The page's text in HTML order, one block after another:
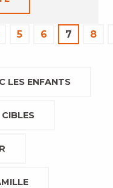
5 6 7 8
LES ENFANTS
CIBLES